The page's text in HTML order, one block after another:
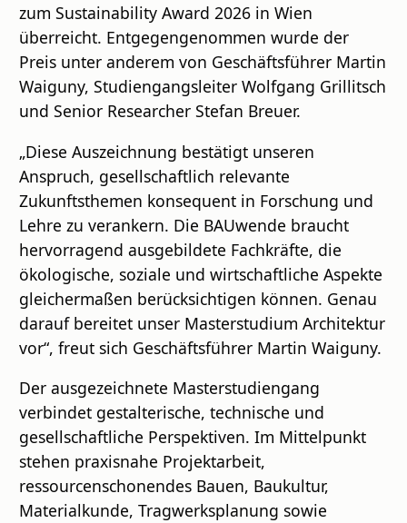
zum Sustainability Award 2026 in Wien
überreicht. Entgegengenommen wurde der
Preis unter anderem von Geschäftsführer Martin
Waiguny, Studiengangsleiter Wolfgang Grillitsch
und Senior Researcher Stefan Breuer.
„Diese Auszeichnung bestätigt unseren
Anspruch, gesellschaftlich relevante
Zukunftsthemen konsequent in Forschung und
Lehre zu verankern. Die BAUwende braucht
hervorragend ausgebildete Fachkräfte, die
ökologische, soziale und wirtschaftliche Aspekte
gleichermaßen berücksichtigen können. Genau
darauf bereitet unser Masterstudium Architektur
vor“, freut sich Geschäftsführer Martin Waiguny.
Der ausgezeichnete Masterstudiengang
verbindet gestalterische, technische und
gesellschaftliche Perspektiven. Im Mittelpunkt
stehen praxisnahe Projektarbeit,
ressourcenschonendes Bauen, Baukultur,
Materialkunde, Tragwerksplanung sowie